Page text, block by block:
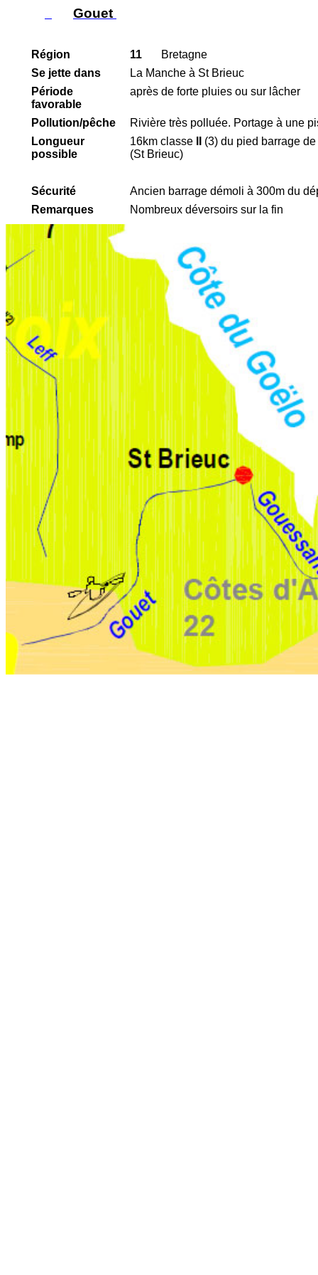
Gouet
Région 11
Bretagne
Se jette dans
La Manche à St Brieuc
Période
favorable
après de forte pluies ou sur lâcher
Pollution/pêche
Rivière très polluée. Portage à une
Longueur
possible
16km classe
(3) du pied barrage
(St Brieuc)
Sécurité
Ancien barrage démoli à 300m du
Remarques
Nombreux déversoirs sur la fin